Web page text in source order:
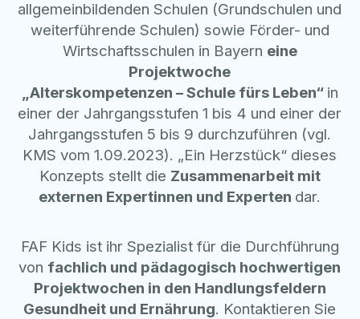
allgemeinbildenden Schulen (Grundschulen und
weiterführende Schulen) sowie Förder- und
Wirtschaftsschulen in Bayern eine
Projektwoche
„Alterskompetenzen – Schule fürs Leben“ in
einer der Jahrgangsstufen 1 bis 4 und einer der
Jahrgangsstufen 5 bis 9 durchzuführen (vgl.
KMS vom 1.09.2023). „Ein Herzstück“ dieses
Konzepts stellt die Zusammenarbeit mit
externen Expertinnen und Experten dar.
FAF Kids ist ihr Spezialist für die Durchführung
von fachlich und pädagogisch hochwertigen
Projektwochen in den Handlungsfeldern
Gesundheit und Ernährung. Kontaktieren Sie